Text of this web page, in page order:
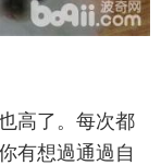
高了。每次都
有想過通過自